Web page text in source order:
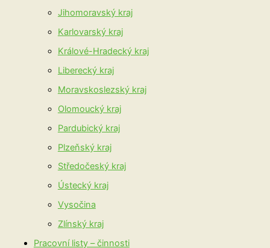
Jihomoravský kraj
Karlovarský kraj
Králové-Hradecký kraj
Liberecký kraj
Moravskoslezský kraj
Olomoucký kraj
Pardubický kraj
Plzeňský kraj
Středočeský kraj
Ústecký kraj
Vysočina
Zlínský kraj
Pracovní listy – činnosti